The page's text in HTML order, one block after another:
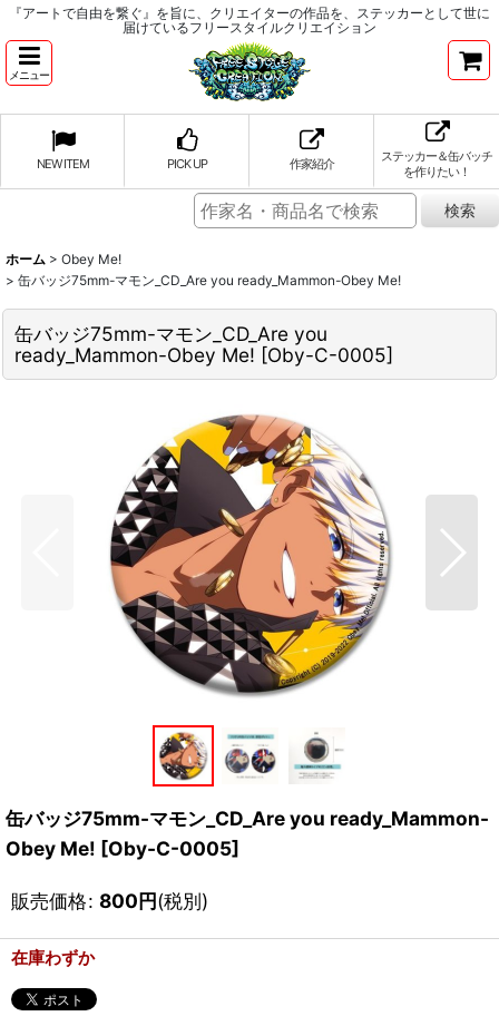
『アートで自由を繋ぐ』を旨に、クリエイターの作品を、ステッカーとして世に
届けているフリースタイルクリエイション
メニュー
NEW ITEM PICK UP 作家紹介
ステッカー＆缶バッチ
を作りたい！
ホーム > Obey Me!
> 缶バッジ75mm-マモン_CD_Are you ready_Mammon-Obey Me!
缶バッジ75mm-マモン_CD_Are you
ready_Mammon-Obey Me! [Oby-C-0005]
缶バッジ75mm-マモン_CD_Are you ready_Mammon-
Obey Me! [Oby-C-0005]
販売価格: 800円(税別)
在庫わずか